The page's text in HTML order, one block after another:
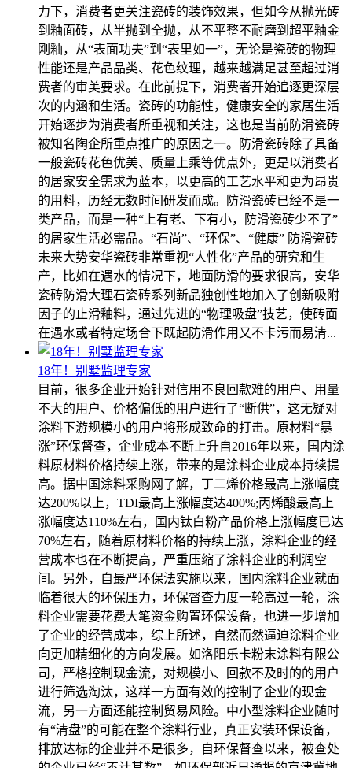
力下，消费者更关注瓷砖的装饰效果，但如今从抛光砖
到釉面砖，从半抛到全抛，从不平整不耐磨到超平釉金
刚釉，从“表面功夫”到“表里如一”，无论是瓷砖的物理
性能还是产品品类、花色纹理，越来越满足甚至超过消
费者的审美要求。在此前提下，消费者开始追逐更深层
次的内涵和生活。瓷砖的功能性，健康安全的家居生活
开始逐步为消费者所重视和关注，这也是当前防滑瓷砖
被知名陶企所重点推广的原因之一。防滑瓷砖除了具备
一般瓷砖花色优美、质量上乘等优点外，更是以消费者
的居家安全需求为蓝本，以更高的工艺水平和更为昂贵
的用料，历经无数时间研发而成。防滑瓷砖已经不是一
类产品，而是一种“上有老、下有小，防滑瓷砖少不了”
的居家生活必需品。“石尚”、“环保”、“健康” 防滑瓷砖
未来大势安华瓷砖非常重视“人性化”产品的研究和生
产，比如在遇水的情况下，地面防滑的要求很高，安华
瓷砖防滑大理石瓷砖系列新品独创性地加入了创新吸附
因子的止滑釉料，通过先进的“物理吸盘”技艺，使砖面
在遇水或者特定场合下既起防滑作用又不卡污而易清...
18年！别墅监理专家
目前，很多企业开始针对信用不良回款难的用户、用量
不大的用户、价格偏低的用户进行了“断供”，这无疑对
涂料下游规模小的用户将形成致命的打击。原材料“暴
涨”环保督查，企业成本不断上升自2016年以来，国内涂
料原材料价格持续上涨，带来的是涂料企业成本持续提
高。据中国涂料采购网了解，丁二烯价格最高上涨幅度
达200%以上，TDI最高上涨幅度达400%;丙烯酸最高上
涨幅度达110%左右，国内钛白粉产品价格上涨幅度已达
70%左右，随着原材料价格的持续上涨，涂料企业的经
营成本也在不断提高，严重压缩了涂料企业的利润空
间。另外，自最严环保法实施以来，国内涂料企业就面
临着很大的环保压力，环保督查力度一轮高过一轮，涂
料企业需要花费大笔资金购置环保设备，也进一步增加
了企业的经营成本，综上所述，自然而然逼迫涂料企业
向更加精细化的方向发展。如洛阳乐卡粉末涂料有限公
司，严格控制现金流，对规模小、回款不及时的的用户
进行筛选淘汰，这样一方面有效的控制了企业的现金
流，另一方面还能控制贸易风险。中小型涂料企业随时
有“清盘”的可能在整个涂料行业，真正安装环保设备，
排放达标的企业并不是很多，自环保督查以来，被查处